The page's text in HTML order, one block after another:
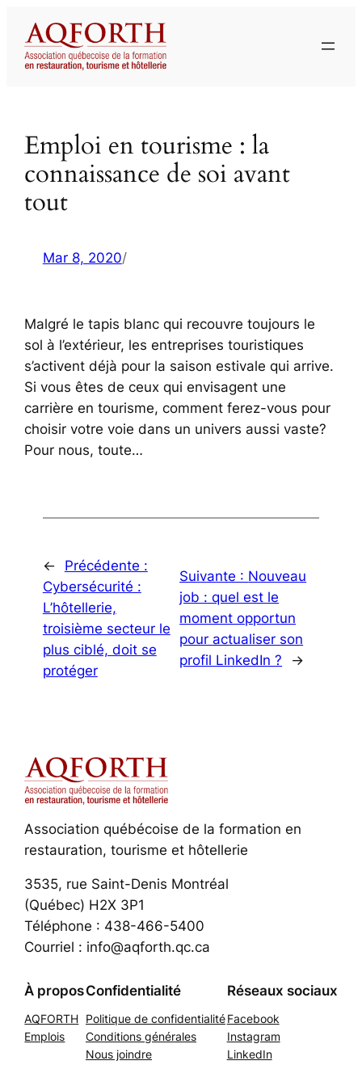
contenu
Emploi en tourisme : la
connaissance de soi avant
tout
Mar 8, 2020/
Malgré le tapis blanc qui recouvre toujours le
sol à l’extérieur, les entreprises touristiques
s’activent déjà pour la saison estivale qui arrive.
Si vous êtes de ceux qui envisagent une
carrière en tourisme, comment ferez-vous pour
choisir votre voie dans un univers aussi vaste?
Pour nous, toute…
←
Précédente :
Cybersécurité :
L’hôtellerie,
troisième secteur le
plus ciblé, doit se
protéger
Suivante : Nouveau
job : quel est le
moment opportun
pour actualiser son
profil LinkedIn ?
→
Association québécoise de la formation en
restauration, tourisme et hôtellerie
3535, rue Saint-Denis Montréal
(Québec) H2X 3P1
Téléphone : 438-466-5400
Courriel : info@aqforth.qc.ca
À propos
AQFORTH
Emplois
Confidentialité
Politique de confidentialité
Conditions générales
Nous joindre
Réseaux sociaux
Facebook
Instagram
LinkedIn